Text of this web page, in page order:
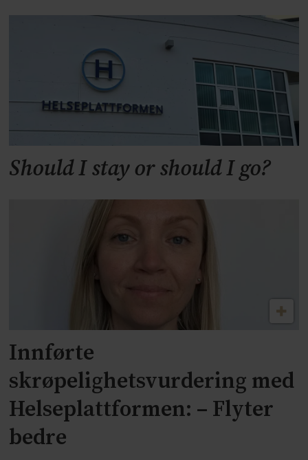
Should I stay or should I go?
Innførte
skrøpelighetsvurdering med
Helseplattformen: – Flyter
bedre